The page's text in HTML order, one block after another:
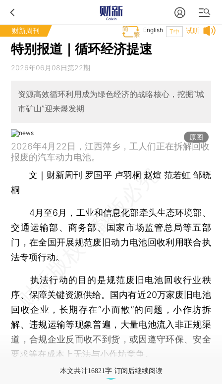
财新周刊 试听
T中
English
特别报道｜循环经济提速
2026年06月08日第22期
资源高效循环利用成为绿色经济的战略核心，挖掘“城
市矿山”迎来爆发期
原图
2026年4月22日，江西萍乡，工人们正在拆解回收
报废的汽车动力电池。
文｜财新周刊 罗国平 卢羽桐 赵煊 范若虹 邹晓
桐
4月至6月，工业和信息化部牵头生态环境部、
交通运输部、商务部、国家市场监管总局等五部
门，在全国开展规范废旧动力电池回收利用联合执
法专项行动。
执法行动的目的是规范废旧电池回收行业秩
序、保障关键资源供给。国内有近20万家废旧电池
回收企业，长期存在“小而散”的问题，小作坊拆
解、违规运输等现象普遍，大量电池流入非正规渠
道，合规企业反而收不到货，或因遵守环保、安全
要求等在成本上无法与小作坊竞争。
本文共计16821字 订阅后继续阅读